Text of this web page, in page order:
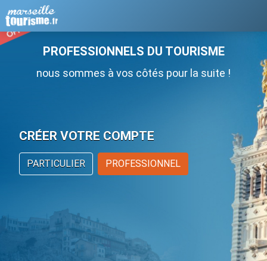
PROFESSIONNELS DU TOURISME
nous sommes à vos côtés pour la suite !
CRÉER VOTRE COMPTE
PARTICULIER PROFESSIONNEL